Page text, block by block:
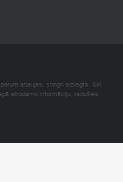
atļaujas, stingri aizliegta. SIA
atrodamo informāciju, radušies